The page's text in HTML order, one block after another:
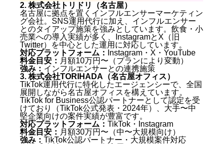
2. 株式会社トリドリ（名古屋）
名古屋に拠点を置くインフルエンサーマーケティン
グ会社。SNS運用代行に加え、インフルエンサー
とのタイアップ施策を強みとしています。飲食・小
売業への導入実績が多く、InstagramとX（旧
Twitter）を中心とした運用に対応しています。
対応プラットフォーム：
Instagram・X・YouTube
料金目安： 月額10万円〜（プランにより変動）
強み： インフルエンサーとの連携施策
3. 株式会社TORIHADA（名古屋オフィス）
TikTok運用代行に特化したエージェンシーで、全国
展開しながら名古屋オフィスを構えています。
TikTok for Business公認パートナーとして認定を受
けており（TikTok公式発表・2024年）、大手〜中
堅企業向けの案件実績が豊富です。
対応プラットフォーム： TikTok・Instagram
料金目安： 月額30万円〜（中〜大規模向け）
強み： TikTok公認パートナー・大規模案件対応